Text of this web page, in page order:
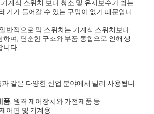
기계식 스위치 보다 청소 및 유지보수가 쉽는
기가 들어갈 수 있는 구멍이 없기 때문입니
반적으로 막 스위치는 기계식 스위치보다
하며, 단순한 구조와 부품 통합으로 인해 생
니다.
같은 다양한 산업 분야에서 널리 사용됩니
품: 원격 제어장치와 가전제품 등
어판 및 기계용